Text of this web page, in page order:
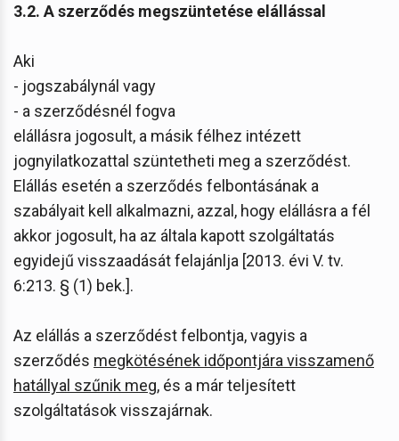
3.2. A szerződés megszüntetése elállással
Aki
- jogszabálynál vagy
- a szerződésnél fogva
elállásra jogosult, a másik félhez intézett
jognyilatkozattal szüntetheti meg a szerződést.
Elállás esetén a szerződés felbontásának a
szabályait kell alkalmazni, azzal, hogy elállásra a fél
akkor jogosult, ha az általa kapott szolgáltatás
egyidejű visszaadását felajánlja [2013. évi V. tv.
6:213. § (1) bek.].
Az elállás a szerződést felbontja, vagyis a
szerződés megkötésének időpontjára visszamenő
hatállyal szűnik meg, és a már teljesített
szolgáltatások visszajárnak.